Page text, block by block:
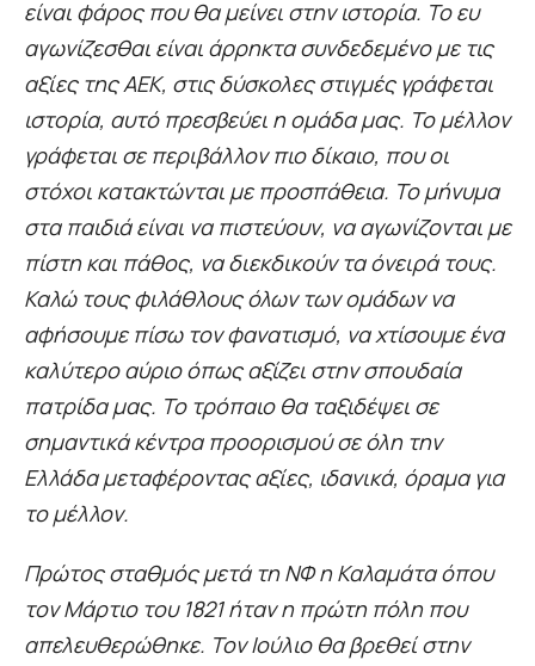
είναι φάρος που θα μείνει στην ιστορία. Το ευ
αγωνίζεσθαι είναι άρρηκτα συνδεδεμένο με τις
αξίες της ΑΕΚ, στις δύσκολες στιγμές γράφεται
ιστορία, αυτό πρεσβεύει η ομάδα μας. Το μέλλον
γράφεται σε περιβάλλον πιο δίκαιο, που οι
στόχοι κατακτώνται με προσπάθεια. Το μήνυμα
στα παιδιά είναι να πιστεύουν, να αγωνίζονται με
πίστη και πάθος, να διεκδικούν τα όνειρά τους.
Καλώ τους φιλάθλους όλων των ομάδων να
αφήσουμε πίσω τον φανατισμό, να χτίσουμε ένα
καλύτερο αύριο όπως αξίζει στην σπουδαία
πατρίδα μας. Το τρόπαιο θα ταξιδέψει σε
σημαντικά κέντρα προορισμού σε όλη την
Ελλάδα μεταφέροντας αξίες, ιδανικά, όραμα για
το μέλλον.
Πρώτος σταθμός μετά τη ΝΦ η Καλαμάτα όπου
τον Μάρτιο του 1821 ήταν η πρώτη πόλη που
απελευθερώθηκε. Τον Ιούλιο θα βρεθεί στην